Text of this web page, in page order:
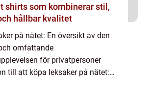
shirts som kombinerar stil,
hållbar kvalitet
på nätet: En översikt av den
omfattande
för privatpersoner
till att köpa leksaker på nätet: